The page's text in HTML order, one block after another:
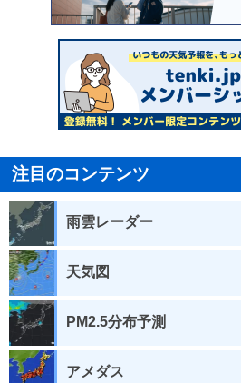
注目のコンテンツ
雨雲レーダー
天気図
PM2.5分布予測
アメダス